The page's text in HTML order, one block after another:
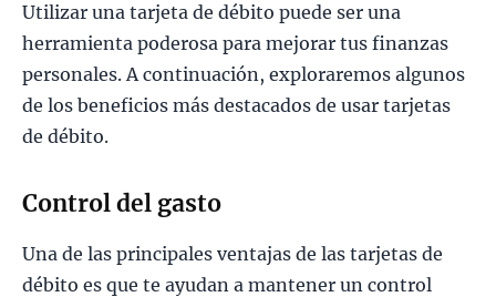
Utilizar una tarjeta de débito puede ser una
herramienta poderosa para mejorar tus finanzas
personales. A continuación, exploraremos algunos
de los beneficios más destacados de usar tarjetas
de débito.
Control del gasto
Una de las principales ventajas de las tarjetas de
débito es que te ayudan a mantener un control